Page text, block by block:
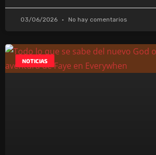
03/06/2026 No hay comentarios
NOTICIAS